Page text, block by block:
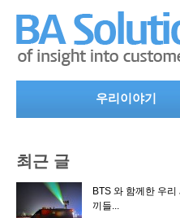
우리이야기
최근 글
BTS 와 함께한 우리
끼들...